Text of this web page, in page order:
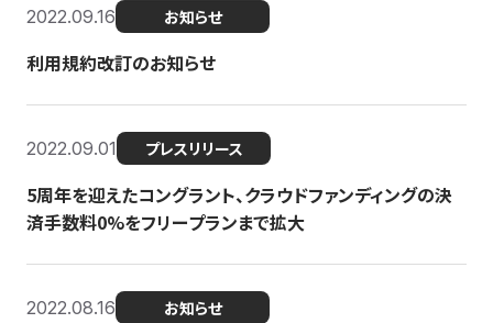
2022.09.16 お知らせ
利用規約改訂のお知らせ
2022.09.01 プレスリリース
5周年を迎えたコングラント、クラウドファンディングの決
済手数料0%をフリープランまで拡大
2022.08.16 お知らせ